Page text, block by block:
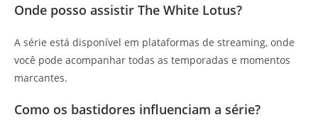
Onde posso assistir The White Lotus?
A série está disponível em plataformas de streaming, onde
você pode acompanhar todas as temporadas e momentos
marcantes.
Como os bastidores influenciam a série?